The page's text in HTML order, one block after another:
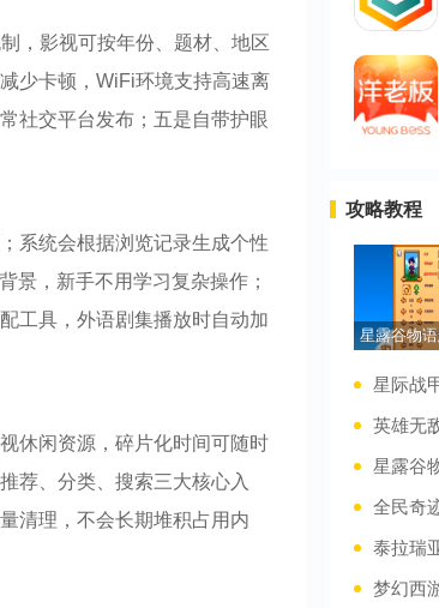
，影视可按年份、题材、地区
少卡顿，WiFi环境支持高速离
社交平台发布；五是自带护眼
系统会根据浏览记录生成个性
景，新手不用学习复杂操作；
工具，外语剧集播放时自动加
休闲资源，碎片化时间可随时
荐、分类、搜索三大核心入
清理，不会长期堆积占用内
攻略教程
星露谷物
星际战
英雄无
星露谷
全民奇
泰拉瑞
梦幻西